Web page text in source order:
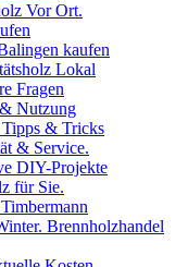
Vor Ort.
kaufen
Lokal
Fragen
Nutzung
& Tricks
& Service.
DIY-Projekte
für Sie.
Brennholzhandel